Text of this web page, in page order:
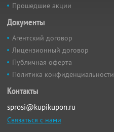
Прошедшие акции
Документы
Агентский договор
Лицензионный договор
Публичная оферта
Политика конфиденциальности
Контакты
sprosi@kupikupon.ru
Связаться с нами